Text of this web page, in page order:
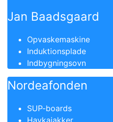
Jan Baadsgaard
Opvaskemaskine
Induktionsplade
Indbygningsovn
Nordeafonden
SUP-boards
Havkajakker